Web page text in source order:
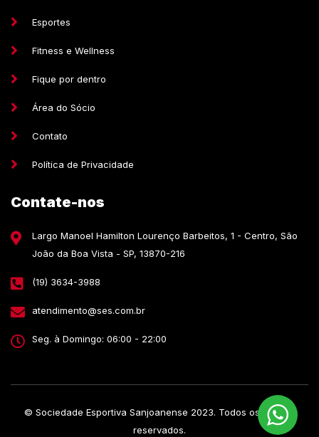
Esportes
Fitness e Wellness
Fique por dentro
Área do Sócio
Contato
Política de Privacidade
Contate-nos
Largo Manoel Hamilton Lourenço Barbeitos, 1 - Centro, São
João da Boa Vista - SP, 13870-216
(19) 3634-3988
atendimento@ses.com.br
Seg. à Domingo: 06:00 - 22:00
© Sociedade Esportiva Sanjoanense 2023. Todos os direitos
reservados.